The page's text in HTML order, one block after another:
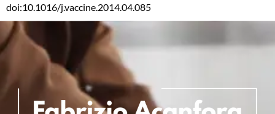
doi:10.1016/j.vaccine.2014.04.085